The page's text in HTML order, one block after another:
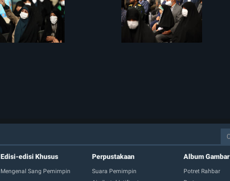
Edisi-edisi Khusus
Mengenal Sang Pemimpin
Perpustakaan
Suara Pemimpin
Album Gambar
Potret Rahbar